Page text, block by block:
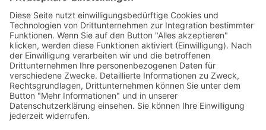
IMPRESSUM
DATENSCHUTZ
DOWNLOADS
AGB